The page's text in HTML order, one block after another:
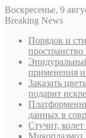
Воскресенье, 9
Breaking News
Порядок и
применения и
Заказать
подарит
данных в
Стучит,
Микоплазмоз